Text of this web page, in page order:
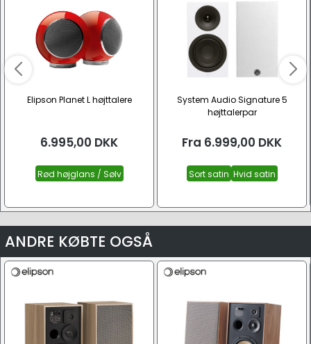
Elipson Planet L højttalere
6.995,00 DKK
Rød højglans / Sølv
System Audio Signature 5
højttalerpar
Fra 6.999,00 DKK
Sort satin Hvid satin
ANDRE KØBTE OGSÅ